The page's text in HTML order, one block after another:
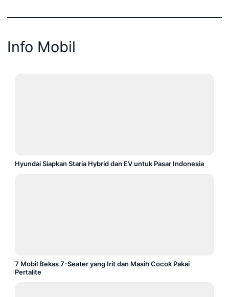
Info Mobil
Hyundai Siapkan Staria Hybrid dan EV untuk Pasar Indonesia
7 Mobil Bekas 7-Seater yang Irit dan Masih Cocok Pakai
Pertalite